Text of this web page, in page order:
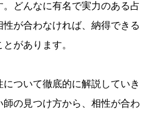
どんなに有名で実力のある占
が合わなければ、納得できる
があります。
ついて徹底的に解説していき
師の見つけ方から、相性が合わ